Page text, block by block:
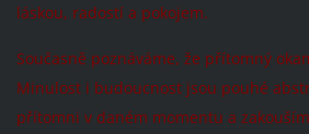
láskou, radostí a pokojem.
Současně poznáváme, že přítomný
Minulost i budoucnost jsou pouhé
přítomni v daném momentu a